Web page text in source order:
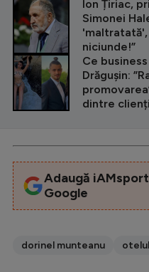
Ion Țiriac,
Simonei
'maltratată',
niciunde!”
Ce
Drăgușin:
dintre
Adaugă
Google
dorinel munteanu